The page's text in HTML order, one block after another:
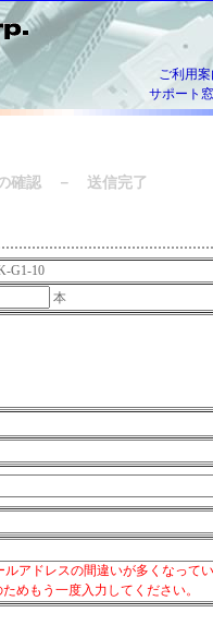
ご利用
サポート
確認 － 送信完了
G1-10
本
アドレスの間違いが多くなって
めもう一度入力してください。